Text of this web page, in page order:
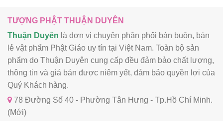
TƯỢNG PHẬT THUẬN DUYÊN
Thuận Duyên là đơn vị chuyên phân phối bán buôn, bán
lẻ vật phẩm Phật Giáo uy tín tại Việt Nam. Toàn bộ sản
phẩm do Thuận Duyên cung cấp đều đảm bảo chất lượng,
thông tin và giá bán được niêm yết, đảm bảo quyền lợi của
Quý Khách hàng.
78 Đường Số 40 - Phường Tân Hưng - Tp.Hồ Chí Minh.
(Mới)